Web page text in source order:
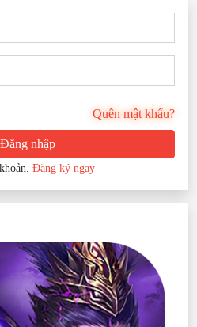
Quên mật khẩu?
Đăng nhập
Đăng ký ngay